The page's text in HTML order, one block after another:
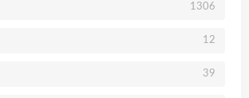
1306
12
39